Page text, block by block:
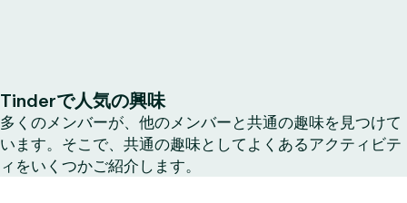
Tinderで人気の興味
多くのメンバーが、他のメンバーと共通の趣味を見つけて
います。そこで、共通の趣味としてよくあるアクティビテ
ィをいくつかご紹介します。